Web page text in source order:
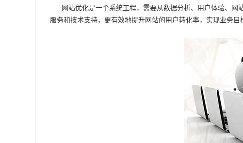
网站优化是一个系统工程，需要从数据分析、用户体验、
服务和技术支持，更有效地提升网站的用户转化率，实现业务目